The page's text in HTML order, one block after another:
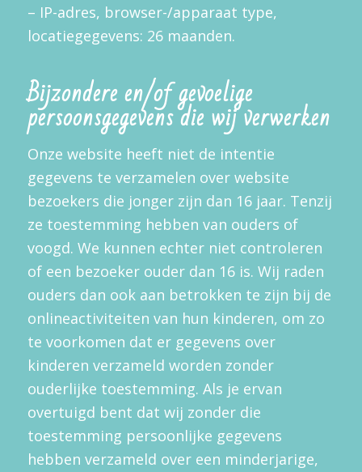
– IP-adres, browser-/apparaat type,
locatiegegevens: 26 maanden.
Bijzondere en/of gevoelige
persoonsgegevens die wij verwerken
Onze website heeft niet de intentie
gegevens te verzamelen over website
bezoekers die jonger zijn dan 16 jaar. Tenzij
ze toestemming hebben van ouders of
voogd. We kunnen echter niet controleren
of een bezoeker ouder dan 16 is. Wij raden
ouders dan ook aan betrokken te zijn bij de
onlineactiviteiten van hun kinderen, om zo
te voorkomen dat er gegevens over
kinderen verzameld worden zonder
ouderlijke toestemming. Als je ervan
overtuigd bent dat wij zonder die
toestemming persoonlijke gegevens
hebben verzameld over een minderjarige,